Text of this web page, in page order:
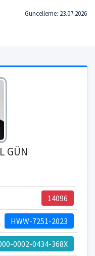
Güncelleme: 23.07.2026
GÜN
14096
HWW-7251-2023
0002-0434-368X